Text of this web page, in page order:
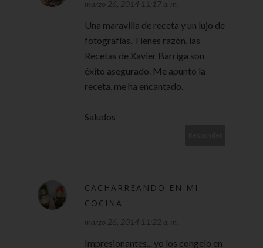
marzo 26, 2014 11:17 a. m.
Una maravilla de receta y un lujo de
fotografías. Tienes razón, las
Recetas de Xavier Barriga son
éxito asegurado. Me apunto la
receta, me ha encantado.
Saludos
CACHARREANDO EN MI
COCINA
marzo 26, 2014 11:22 a. m.
Impresionantes... yo los congelo en